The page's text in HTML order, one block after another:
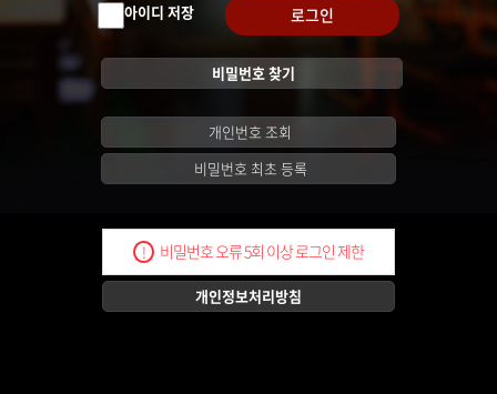
아이디 저장 로그인
비밀번호 찾기
개인번호 조회
비밀번호 최초 등록
! 비밀번호 오류 5회 이상 로그인 제한
개인정보처리방침